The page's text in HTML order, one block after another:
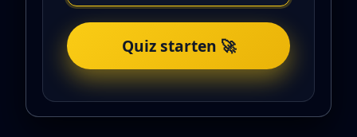
Quiz starten 🚀